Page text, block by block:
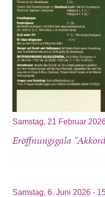
Samstag, 21 Februar
Eröffnungsgala
Samstag, 6. Juni 2026 -